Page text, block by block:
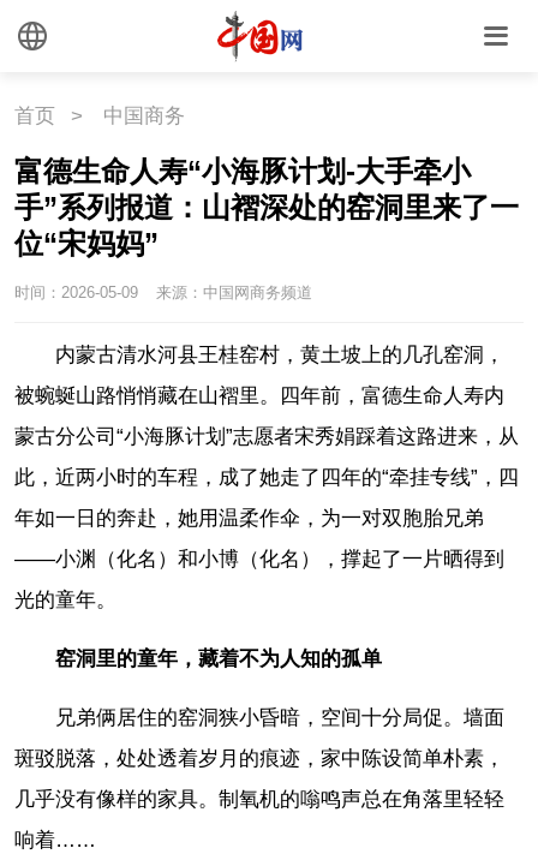
首页 > 中国商务
富德生命人寿“小海豚计划-大手牵小
手”系列报道：山褶深处的窑洞里来了一
位“宋妈妈”
时间：2026-05-09 来源：中国网商务频道
内蒙古清水河县王桂窑村，黄土坡上的几孔窑洞，
被蜿蜒山路悄悄藏在山褶里。四年前，富德生命人寿内
蒙古分公司“小海豚计划”志愿者宋秀娟踩着这路进来，从
此，近两小时的车程，成了她走了四年的“牵挂专线”，四
年如一日的奔赴，她用温柔作伞，为一对双胞胎兄弟
——小渊（化名）和小博（化名），撑起了一片晒得到
光的童年。
窑洞里的童年，藏着不为人知的孤单
兄弟俩居住的窑洞狭小昏暗，空间十分局促。墙面
斑驳脱落，处处透着岁月的痕迹，家中陈设简单朴素，
几乎没有像样的家具。制氧机的嗡鸣声总在角落里轻轻
响着……